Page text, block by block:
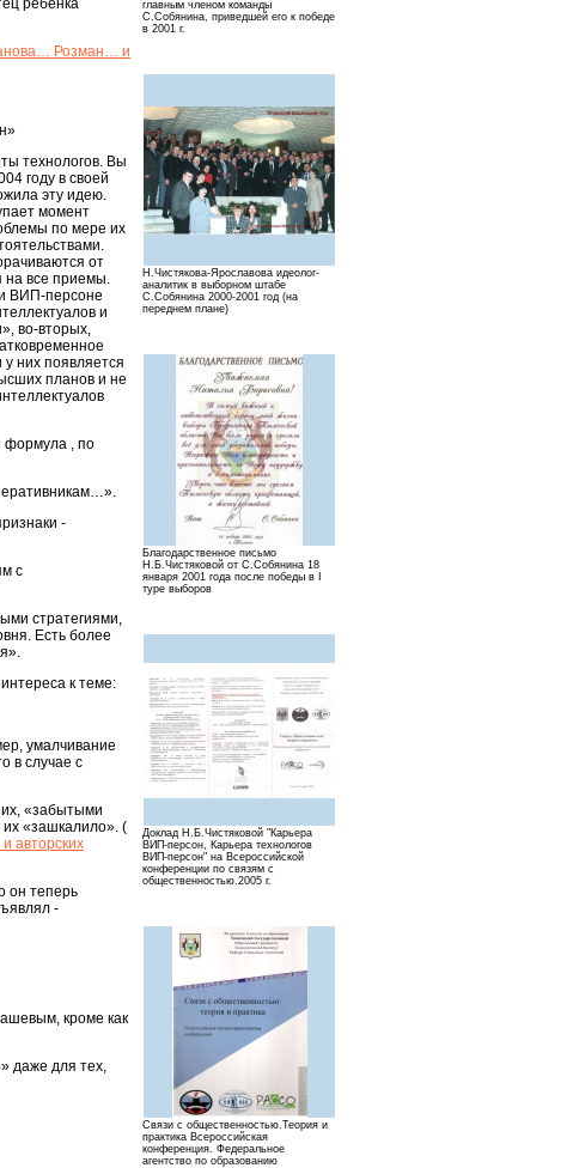
главным членом команды
С.Собянина, приведшей его к победе
в 2001 г.
Н.Чистякова-Ярославова идеолог-
аналитик в выборном штабе
С.Собянина 2000-2001 год (на
переднем плане)
Благодарственное письмо
Н.Б.Чистяковой от С.Собянина 18
января 2001 года после победы в I
туре выборов
Доклад Н.Б.Чистяковой "Карьера
ВИП-персон, Карьера технологов
ВИП-персон" на Всероссийской
конференции по связям с
общественностью.2005 г.
Связи с общественностью.Теория и
практика Всероссийская
конференция. Федеральное
агентство по образованию
ребенка
Розман… и
технологов. Вы
году в своей
эту идею.
момент
по мере их
от
на все приемы.
ВИП-персоне
и
во-вторых,
них появляется
планов и не
формула , по
-
с
стратегиями,
Есть более
к теме:
умалчивание
в случае с
их, «забытыми
их «зашкалило». (
авторских
он теперь
-
кроме как
даже для тех,